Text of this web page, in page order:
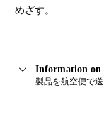
めざす。
Information on
製品を航空便で